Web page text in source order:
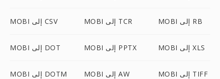
MOBI إلى CSV MOBI إلى TCR MOBI إلى RB
MOBI إلى DOT MOBI إلى PPTX MOBI إلى XLS
MOBI إلى DOTM MOBI إلى AW MOBI إلى TIFF